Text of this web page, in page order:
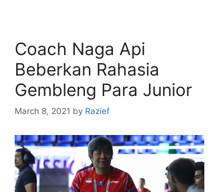
Coach Naga Api
Beberkan Rahasia
Gembleng Para Junior
March 8, 2021 by Razief